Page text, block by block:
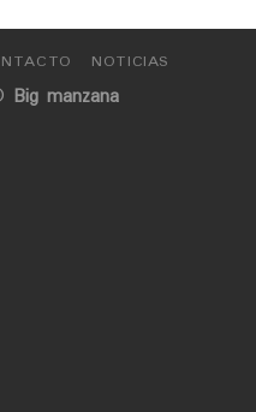
NOTICIAS
Big manzana